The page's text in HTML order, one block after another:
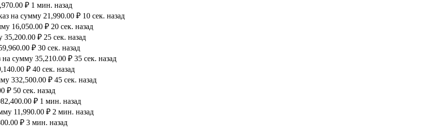
₽ 1 мин. назад
на сумму 21,990.00 ₽ 10 сек. назад
16,050.00 ₽ 20 сек. назад
₽ 25 сек. назад
₽ 30 сек. назад
сумму 35,210.00 ₽ 35 сек. назад
₽ 40 сек. назад
332,500.00 ₽ 45 сек. назад
₽ 50 сек. назад
₽ 1 мин. назад
11,990.00 ₽ 2 мин. назад
₽ 3 мин. назад